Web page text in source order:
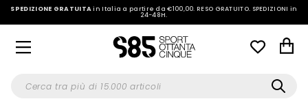
SPEDIZIONE GRATUITAin Italia a partire da €100,00.RESO GRATUITO. SPEDIZIONI in
24-48H.